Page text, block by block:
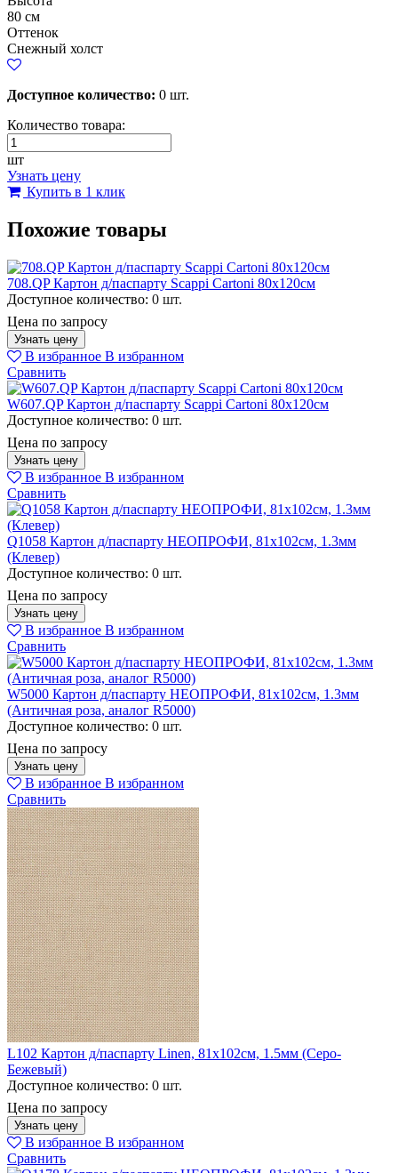
80 см
Оттенок
Снежный холст
Доступное количество: 0 шт.
Количество товара:
шт
Узнать цену
Купить в 1 клик
Похожие товары
708.QP Картон д/паспарту Scappi Cartoni 80х120см
Доступное количество: 0 шт.
Цена по запросу
Узнать цену
В избранное В избранном
Сравнить
W607.QP Картон д/паспарту Scappi Cartoni 80х120см
Доступное количество: 0 шт.
Цена по запросу
Узнать цену
В избранное В избранном
Сравнить
Q1058 Картон д/паспарту НЕОПРОФИ, 81x102см, 1.3мм
(Клевер)
Доступное количество: 0 шт.
Цена по запросу
Узнать цену
В избранное В избранном
Сравнить
W5000 Картон д/паспарту НЕОПРОФИ, 81x102см, 1.3мм
(Античная роза, аналог R5000)
Доступное количество: 0 шт.
Цена по запросу
Узнать цену
В избранное В избранном
Сравнить
L102 Картон д/паспарту Linen, 81x102см, 1.5мм (Серо-
Бежевый)
Доступное количество: 0 шт.
Цена по запросу
Узнать цену
В избранное В избранном
Сравнить